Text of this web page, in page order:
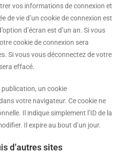
vos informations de connexion et
de vie d’un cookie de connexion est
d’écran est d’un an. Si vous
cookie de connexion sera
Si vous vous déconnectez de votre
effacé.
un cookie
votre navigateur. Ce cookie ne
Il indique simplement l’ID de la
Il expire au bout d’un jour.
d’autres sites